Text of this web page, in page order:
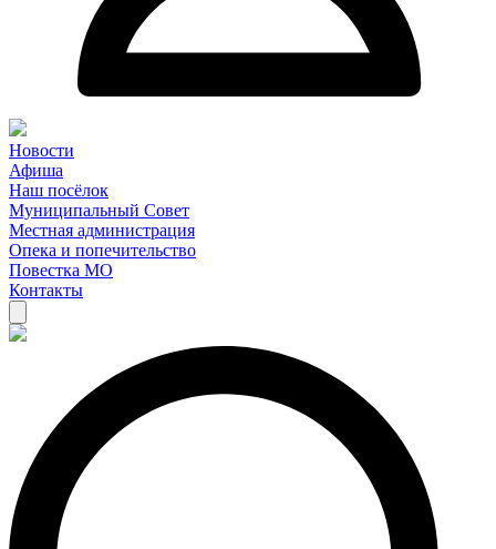
Новости
Афиша
Наш посёлок
Муниципальный Совет
Местная администрация
Опека и попечительство
Повестка МО
Контакты